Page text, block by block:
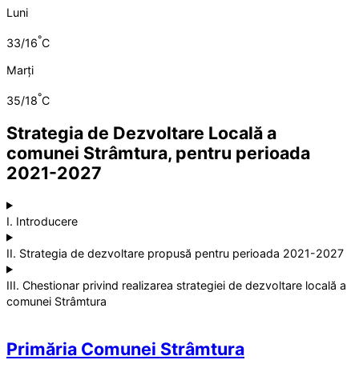
Luni
33/16°C
Marți
35/18°C
Strategia de Dezvoltare Locală a
comunei Strâmtura, pentru perioada
2021-2027
I. Introducere
II. Strategia de dezvoltare propusă pentru perioada 2021-2027
III. Chestionar privind realizarea strategiei de dezvoltare locală a
comunei Strâmtura
Primăria Comunei Strâmtura